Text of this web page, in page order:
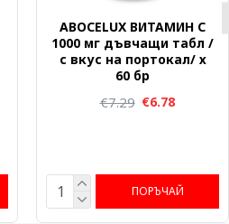
ABOCELUX ВИТАМИН C
1000 мг дъвчащи табл /
с вкус на портокал/ х
60 бр
€6.78
€7.29
ПОРЪЧАЙ